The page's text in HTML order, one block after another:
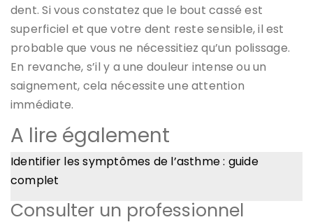
dent. Si vous constatez que le bout cassé est
superficiel et que votre dent reste sensible, il est
probable que vous ne nécessitiez qu’un polissage.
En revanche, s’il y a une douleur intense ou un
saignement, cela nécessite une attention
immédiate.
A lire également
Identifier les symptômes de l’asthme : guide
complet
Consulter un professionnel